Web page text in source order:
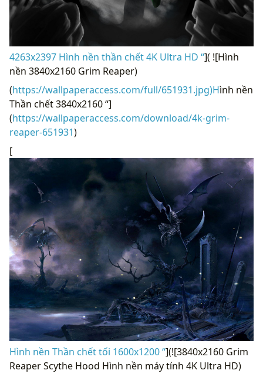
4263x2397 Hình nền thần chết 4K Ultra HD “]( ![Hình
nền 3840x2160 Grim Reaper)
(https://wallpaperaccess.com/full/651931.jpg)Hình nền
Thần chết 3840x2160 “]
(https://wallpaperaccess.com/download/4k-grim-
reaper-651931)
[
Hình nền Thần chết tối 1600x1200 “](![3840x2160 Grim
Reaper Scythe Hood Hình nền máy tính 4K Ultra HD)